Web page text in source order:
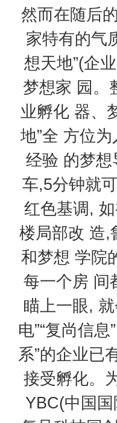
然而在随后
家特有的气
想天地”(企
梦想家 园。
业孵化 器、
地”全 方位
经验 的梦
车,5分钟就
红色基调,
楼局部改 造,
和梦想 学院
每一个房 间
瞄上一眼, 就
电”“复尚信
系”的企业已
接受孵化。
YBC(中国